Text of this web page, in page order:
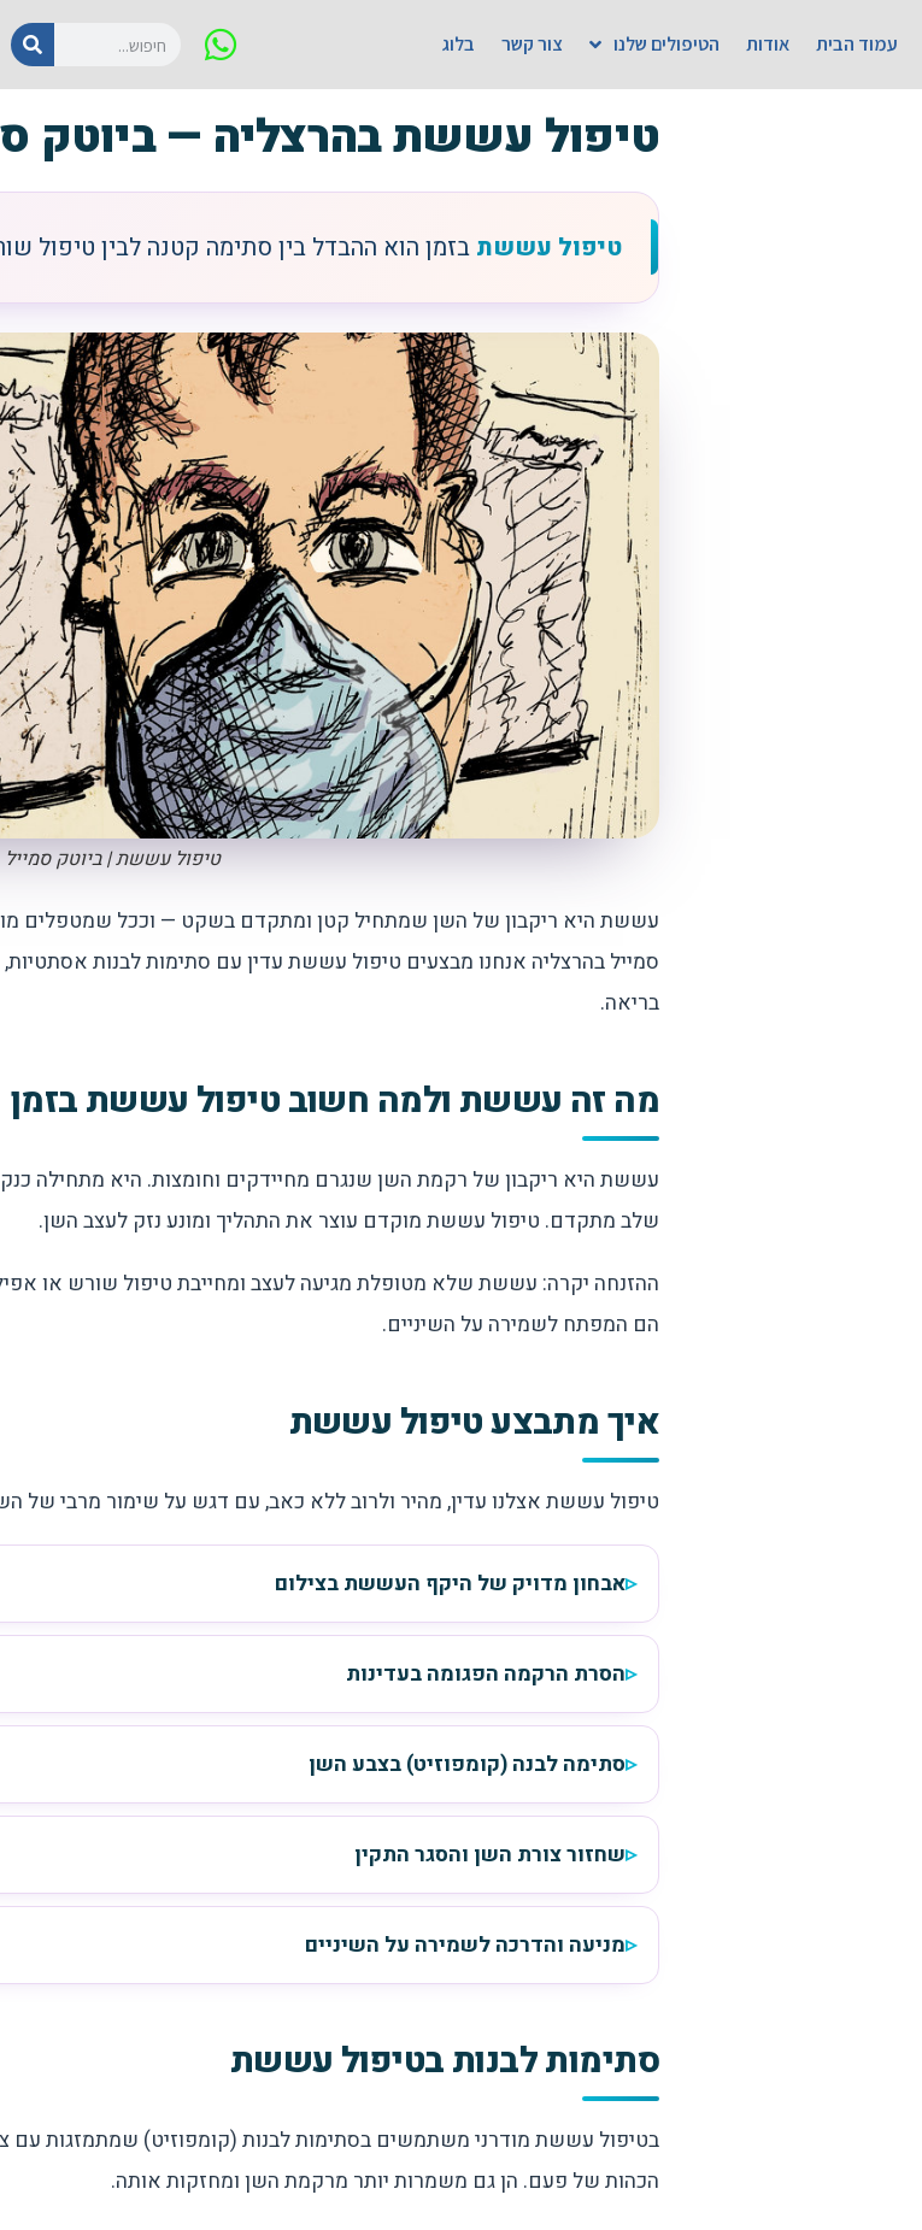
עמוד הבית אודות הטיפולים שלנו צור קשר בלוג
טיפול עששת בהרצליה — ביוטק
טיפול עששת בזמן הוא ההבדל בין סתימה קטנה לבין טיפול
טיפול עששת | ביוטק סמייל
עששת היא ריקבון של השן שמתחיל קטן ומתקדם בשקט — וככל שמטפלים
סמייל בהרצליה אנחנו מבצעים טיפול עששת עדין עם סתימות לבנות
בריאה.
מה זה עששת ולמה חשוב טיפול עששת בזמן
עששת היא ריקבון של רקמת השן שנגרם מחיידקים וחומצות. היא מתחילה
שלב מתקדם. טיפול עששת מוקדם עוצר את התהליך ומונע נזק לעצב השן.
ההזנחה יקרה: עששת שלא מטופלת מגיעה לעצב ומחייבת טיפול שורש או
הם המפתח לשמירה על השיניים.
איך מתבצע טיפול עששת
טיפול עששת אצלנו עדין, מהיר ולרוב ללא כאב, עם דגש על שימור מרבי של
אבחון מדויק של היקף העששת בצילום
הסרת הרקמה הפגומה בעדינות
סתימה לבנה (קומפוזיט) בצבע השן
שחזור צורת השן והסגר התקין
מניעה והדרכה לשמירה על השיניים
סתימות לבנות בטיפול עששת
בטיפול עששת מודרני משתמשים בסתימות לבנות (קומפוזיט) שמתמזגות עם
הכהות של פעם. הן גם משמרות יותר מרקמת השן ומחזקות אותה.